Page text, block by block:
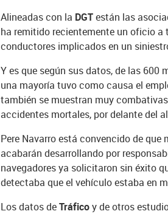
Alineadas con la DGTestán las
ha remitido recientemente un oficio
conductores implicados en un
Y es que según sus datos, de las 600
una mayoría tuvo como causa el
también se muestran muy
accidentes mortales, por delante del
Pere Navarro está convencido de
acabarán desarrollando por
navegadores ya solicitaron sin éxito
detectaba que el vehículo estaba en
Los datos deTráficoy de otros